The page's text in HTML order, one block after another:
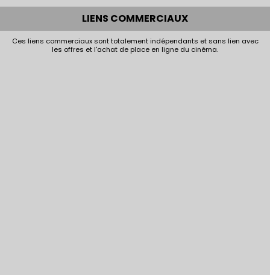
LIENS COMMERCIAUX
Ces liens commerciaux sont totalement indépendants et sans lien avec
les offres et l'achat de place en ligne du cinéma.